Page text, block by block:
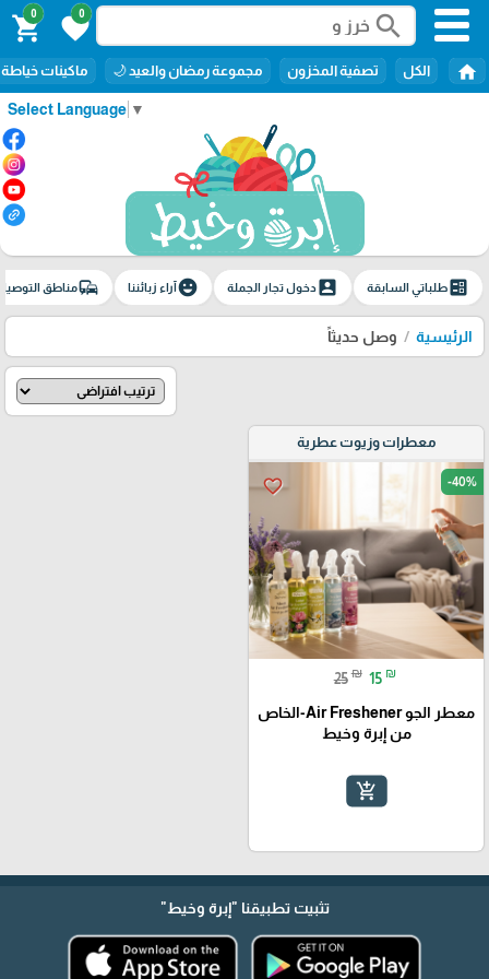
Select Language ▼
search
0
favorite
0
shopping_cart
home الكل تصفية المخزون مجموعة رمضان والعيد 🌙 ماكينات خياطة
ballotطلباتي السابقة account_boxدخول تجار الجملة emoji_emotionsآراء زبائننا commuteمناطق
الرئيسية وصل حديثاً
معطرات وزيوت عطرية
favorite_border -40%
25 ₪ 15 ₪
معطر الجو Air Freshener-الخاص
من إبرة وخيط
add_shopping_cart
تثبيت تطبيقنا "إبرة وخيط"